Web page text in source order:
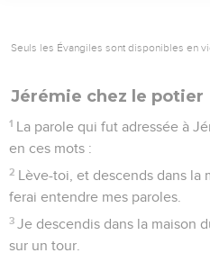
Seuls les Évangiles sont disponibles en
Jérémie chez le potier
1 La parole qui fut adressée à
en ces mots :
2 Lève-toi, et descends dans la
ferai entendre mes paroles.
3 Je descendis dans la maison
sur un tour.